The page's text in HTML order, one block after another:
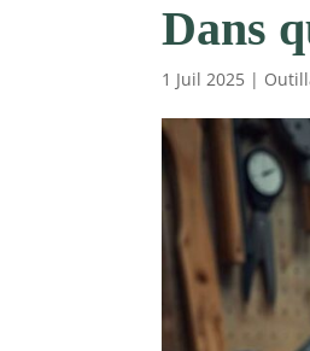
Dans
1 Juil 2025 |